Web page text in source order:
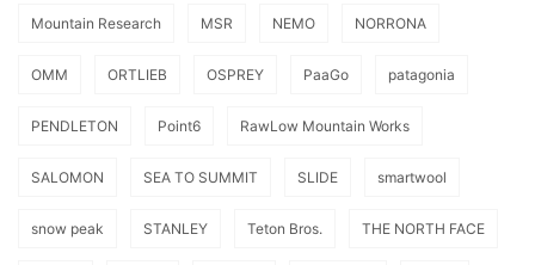
Mountain Research MSR NEMO NORRONA
OMM ORTLIEB OSPREY PaaGo patagonia
PENDLETON Point6 RawLow Mountain Works
SALOMON SEA TO SUMMIT SLIDE smartwool
snow peak STANLEY Teton Bros. THE NORTH FACE